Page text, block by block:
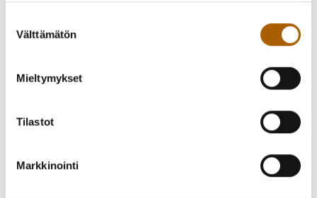
valinta
Välttämätön
Mieltymykset
Tilastot
Markkinointi
Ohjaajina toimii tuttu kouluhenkilökunta sekä vierailevat
ohjelman järjestäjät.
Sitovat ilmoittautumiset sähköisesti 18.4. alkaen
Osallistumismaksu 15 €/lapsi, sis. kerhosisällöt ja -
#mukavampiarki #laadukkaatlähipalvelut #tyrnävä